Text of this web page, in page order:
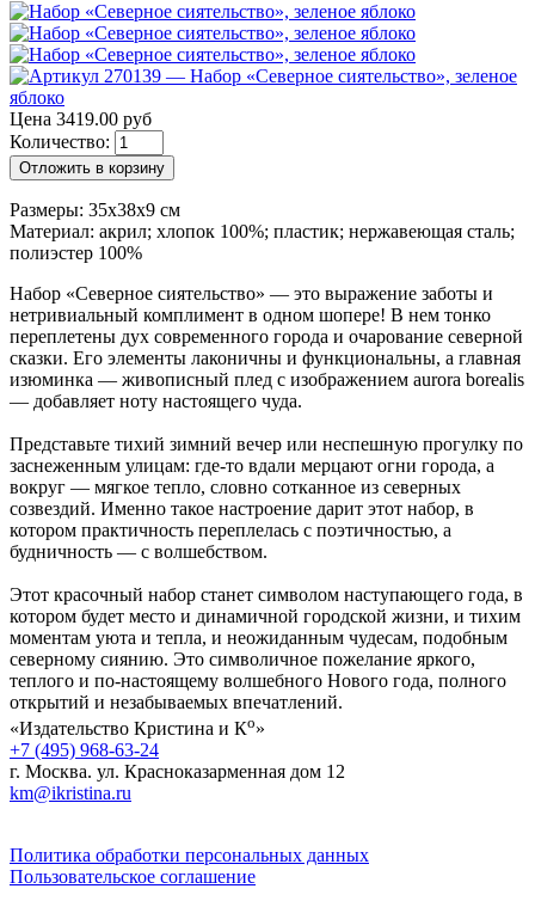
Цена 3419.00 руб
Количество:
Отложить в корзину
Размеры: 35х38х9 см
Материал: акрил; хлопок 100%; пластик; нержавеющая сталь;
полиэстер 100%
Набор «Северное сиятельство» — это выражение заботы и
нетривиальный комплимент в одном шопере! В нем тонко
переплетены дух современного города и очарование северной
сказки. Его элементы лаконичны и функциональны, а главная
изюминка — живописный плед с изображением aurora borealis
— добавляет ноту настоящего чуда.
Представьте тихий зимний вечер или неспешную прогулку по
заснеженным улицам: где‑то вдали мерцают огни города, а
вокруг — мягкое тепло, словно сотканное из северных
созвездий. Именно такое настроение дарит этот набор, в
котором практичность переплелась с поэтичностью, а
будничность — с волшебством.
Этот красочный набор станет символом наступающего года, в
котором будет место и динамичной городской жизни, и тихим
моментам уюта и тепла, и неожиданным чудесам, подобным
северному сиянию. Это символичное пожелание яркого,
теплого и по‑настоящему волшебного Нового года, полного
открытий и незабываемых впечатлений.
«Издательство Кристина и Ко»
+7 (495) 968-63-24
г. Москва. ул. Красноказарменная дом 12
km@ikristina.ru
Политика обработки персональных данных
Пользовательское соглашение